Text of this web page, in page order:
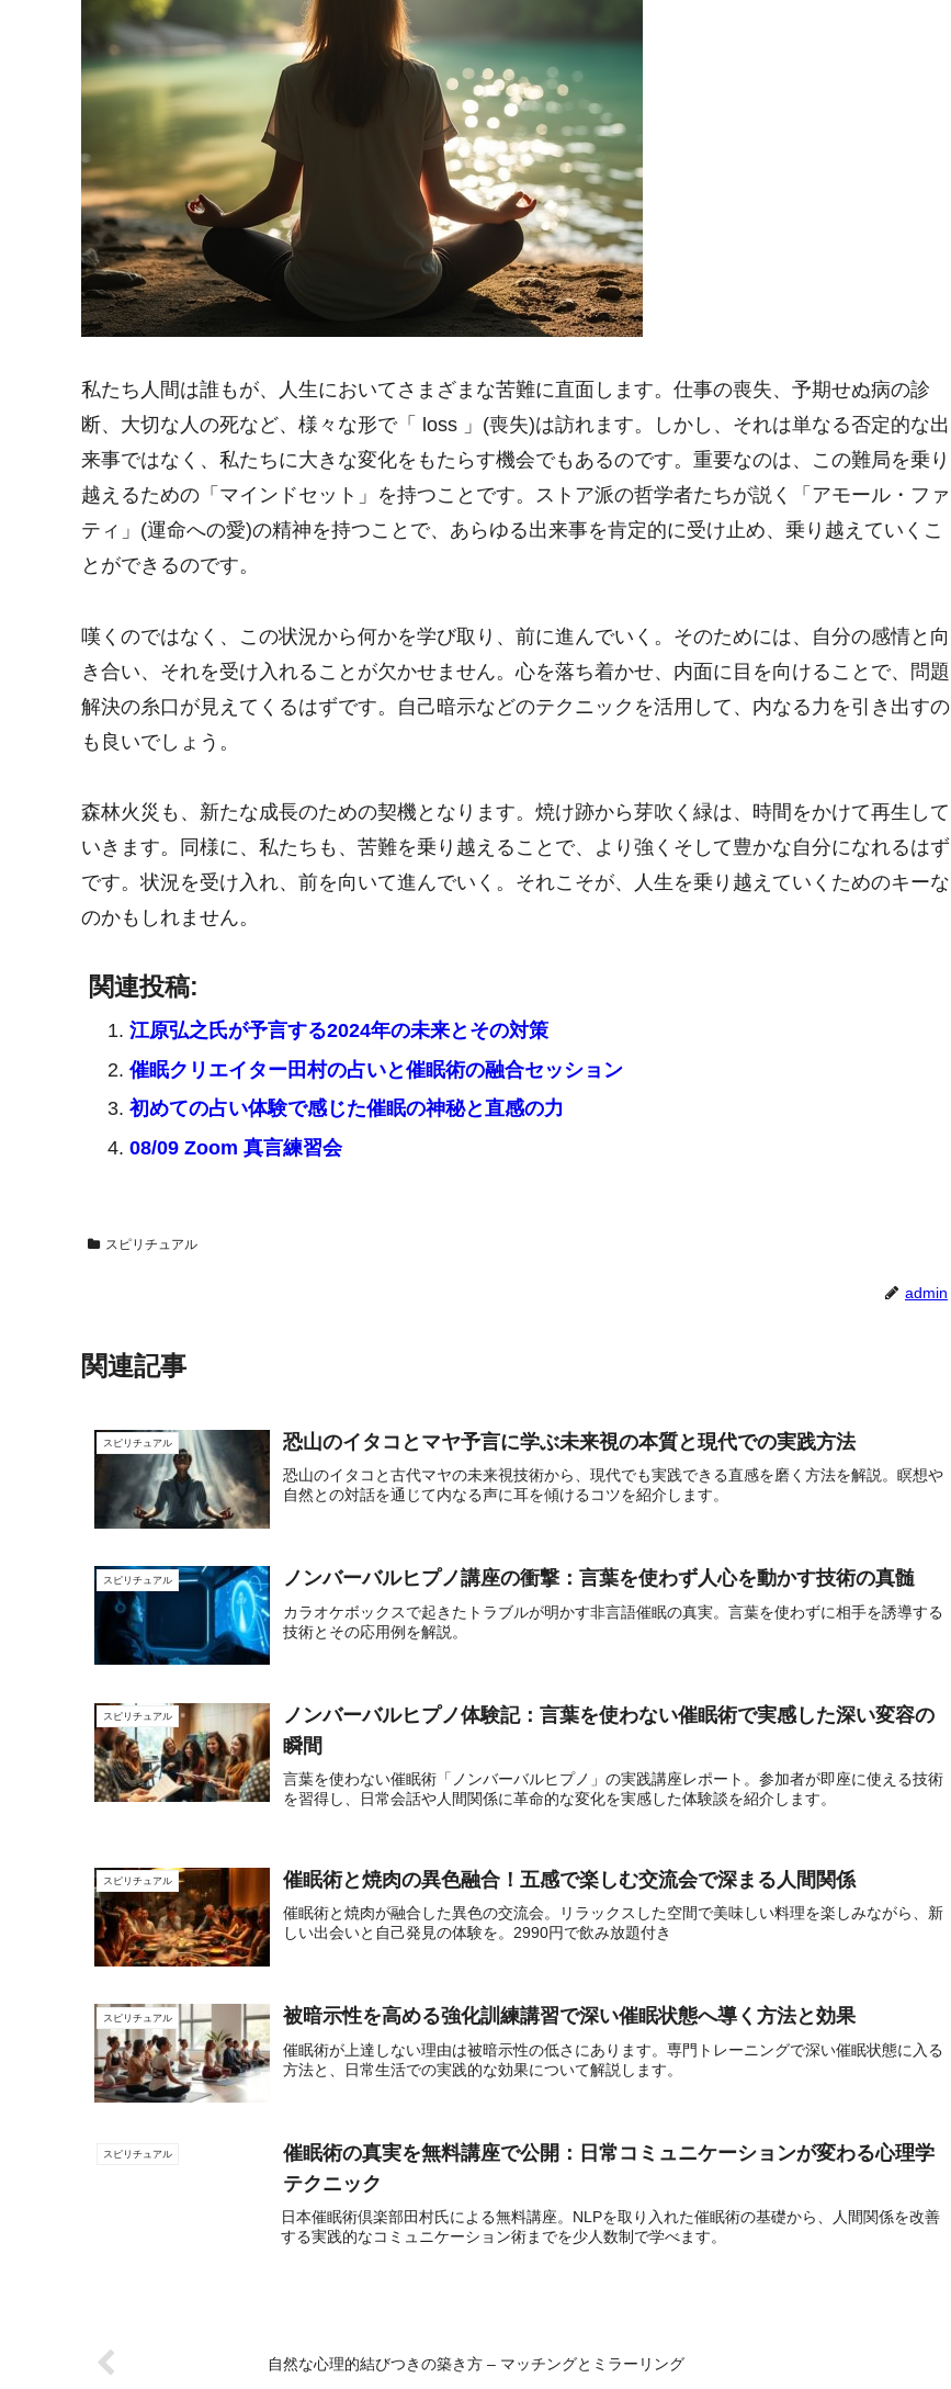
私たち人間は誰もが、人生においてさまざまな苦難に直面します。仕事の喪失、予期せぬ病の診
断、大切な人の死など、様々な形で「 loss 」(喪失)は訪れます。しかし、それは単なる否定的な出
来事ではなく、私たちに大きな変化をもたらす機会でもあるのです。重要なのは、この難局を乗り
越えるための「マインドセット」を持つことです。ストア派の哲学者たちが説く「アモール・ファ
ティ」(運命への愛)の精神を持つことで、あらゆる出来事を肯定的に受け止め、乗り越えていくこ
とができるのです。
嘆くのではなく、この状況から何かを学び取り、前に進んでいく。そのためには、自分の感情と向
き合い、それを受け入れることが欠かせません。心を落ち着かせ、内面に目を向けることで、問題
解決の糸口が見えてくるはずです。自己暗示などのテクニックを活用して、内なる力を引き出すの
も良いでしょう。
森林火災も、新たな成長のための契機となります。焼け跡から芽吹く緑は、時間をかけて再生して
いきます。同様に、私たちも、苦難を乗り越えることで、より強くそして豊かな自分になれるはず
です。状況を受け入れ、前を向いて進んでいく。それこそが、人生を乗り越えていくためのキーな
のかもしれません。
関連投稿:
江原弘之氏が予言する2024年の未来とその対策
催眠クリエイター田村の占いと催眠術の融合セッション
初めての占い体験で感じた催眠の神秘と直感の力
08/09 Zoom 真言練習会
スピリチュアル
admin
関連記事
スピリチュアル 恐山のイタコとマヤ予言に学ぶ未来視の本質と現代での実践方法
恐山のイタコと古代マヤの未来視技術から、現代でも実践できる直感を磨く方法を解説。瞑想や
自然との対話を通じて内なる声に耳を傾けるコツを紹介します。
スピリチュアル ノンバーバルヒプノ講座の衝撃：言葉を使わず人心を動かす技術の真髄
カラオケボックスで起きたトラブルが明かす非言語催眠の真実。言葉を使わずに相手を誘導する
技術とその応用例を解説。
スピリチュアル
ノンバーバルヒプノ体験記：言葉を使わない催眠術で実感した深い変容の
瞬間
言葉を使わない催眠術「ノンバーバルヒプノ」の実践講座レポート。参加者が即座に使える技術
を習得し、日常会話や人間関係に革命的な変化を実感した体験談を紹介します。
スピリチュアル 催眠術と焼肉の異色融合！五感で楽しむ交流会で深まる人間関係
催眠術と焼肉が融合した異色の交流会。リラックスした空間で美味しい料理を楽しみながら、新
しい出会いと自己発見の体験を。2990円で飲み放題付き
スピリチュアル 被暗示性を高める強化訓練講習で深い催眠状態へ導く方法と効果
催眠術が上達しない理由は被暗示性の低さにあります。専門トレーニングで深い催眠状態に入る
方法と、日常生活での実践的な効果について解説します。
スピリチュアル
催眠術の真実を無料講座で公開：日常コミュニケーションが変わる心理学
テクニック
日本催眠術倶楽部田村氏による無料講座。NLPを取り入れた催眠術の基礎から、人間関係を改善
する実践的なコミュニケーション術までを少人数制で学べます。
自然な心理的結びつきの築き方 – マッチングとミラーリング